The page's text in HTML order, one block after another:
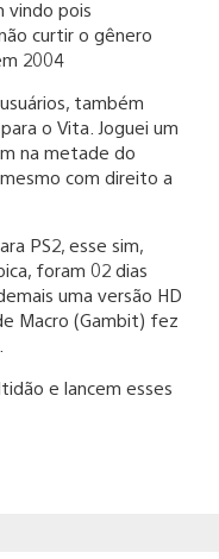
vindo pois
curtir o gênero
2004
também
o Vita. Joguei um
na metade do
com direito a
PS2, esse sim,
foram 02 dias
uma versão HD
Macro (Gambit) fez
e lancem esses